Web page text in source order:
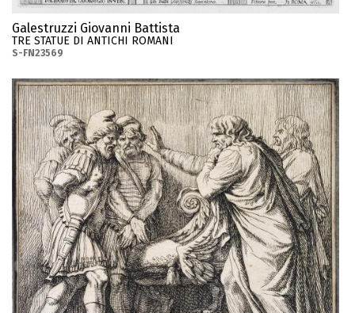
Galestruzzi Giovanni Battista
TRE STATUE DI ANTICHI ROMANI
S-FN23569